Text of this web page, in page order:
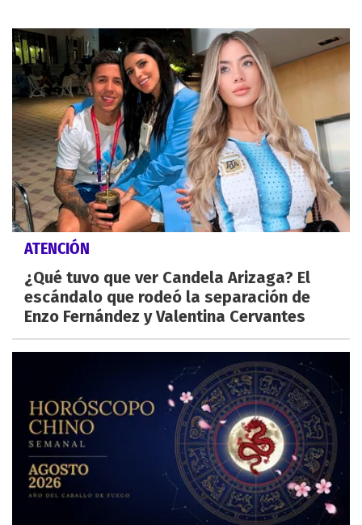
ATENCIÓN
¿Qué tuvo que ver Candela Arizaga? El
escándalo que rodeó la separación de
Enzo Fernández y Valentina Cervantes